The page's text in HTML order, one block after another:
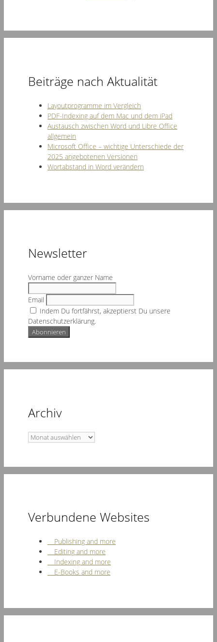
Beiträge nach Aktualität
Layoutprogramme im Vergleich
PDF-Indexing auf dem Mac und dem iPad
Austausch zwischen Word und Libre Office
allgemein
Microsoft Office – wichtige Unterschiede der
2025 angebotenen Versionen
Wortabstand in Word verändern
Newsletter
Vorname oder ganzer Name
Email
Indem Du fortfährst, akzeptierst Du unsere
Datenschutzerklärung.
Archiv
Archiv
Verbundene Websites
Publishing and more
Editing and more
Indexing and more
E-Books and more